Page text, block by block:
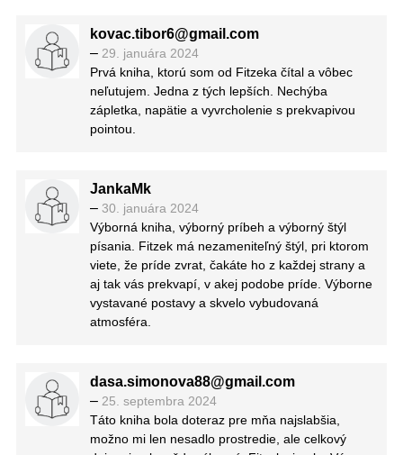
kovac.tibor6@gmail.com
– 29. januára 2024
Prvá kniha, ktorú som od Fitzeka čítal a vôbec
neľutujem. Jedna z tých lepších. Nechýba
zápletka, napätie a vyvrcholenie s prekvapivou
pointou.
JankaMk
– 30. januára 2024
Výborná kniha, výborný príbeh a výborný štýl
písania. Fitzek má nezameniteľný štýl, pri ktorom
viete, že príde zvrat, čakáte ho z každej strany a
aj tak vás prekvapí, v akej podobe príde. Výborne
vystavané postavy a skvelo vybudovaná
atmosféra.
dasa.simonova88@gmail.com
– 25. septembra 2024
Táto kniha bola doteraz pre mňa najslabšia,
možno mi len nesadlo prostredie, ale celkový